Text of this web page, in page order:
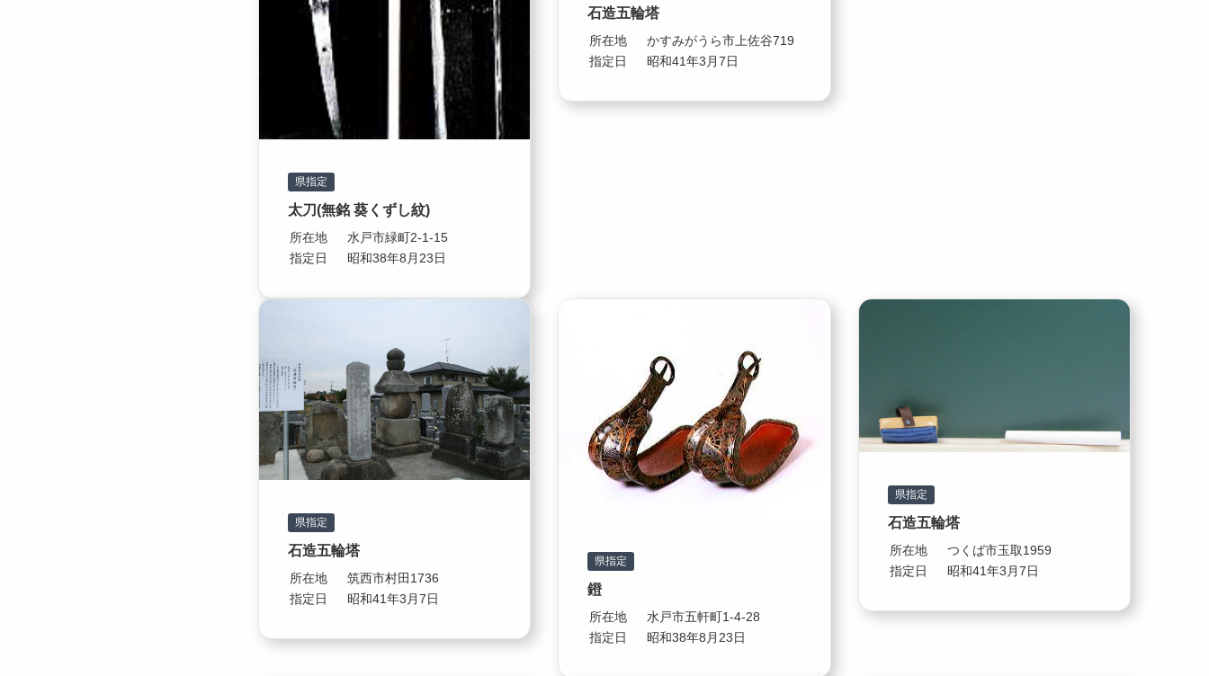
県指定
太刀(無銘 葵くずし紋)
所在地
水戸市緑町2-1-15
指定日
昭和38年8月23日
石造五輪塔
所在地
かすみがうら市上佐谷719
指定日
昭和41年3月7日
県指定
石造五輪塔
所在地
筑西市村田1736
指定日
昭和41年3月7日
県指定
鐙
所在地
水戸市五軒町1-4-28
指定日
昭和38年8月23日
県指定
石造五輪塔
所在地
つくば市玉取1959
指定日
昭和41年3月7日